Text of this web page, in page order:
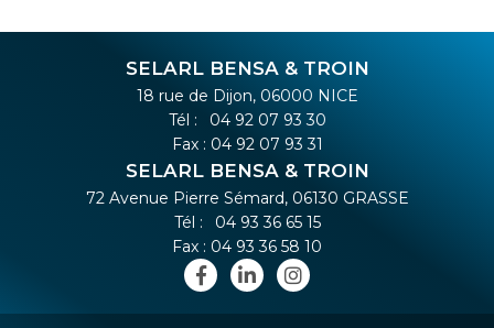
SELARL BENSA & TROIN
18 rue de Dijon, 06000 NICE
Tél :
04 92 07 93 30
Fax : 04 92 07 93 31
SELARL BENSA & TROIN
72 Avenue Pierre Sémard, 06130 GRASSE
Tél :
04 93 36 65 15
Fax : 04 93 36 58 10